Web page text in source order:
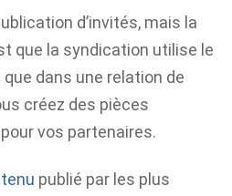
d’invités, mais la
que la syndication utilise le
dans une relation de
créez des pièces
vos partenaires.
publié par les plus